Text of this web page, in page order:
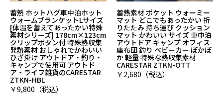
蓄熱素材 ポケット ウォーミー
マット どこでもあったかい 折
りたたみ 持ち運び クッション
マット かわいい サイズ 車中泊
アウトドア キャンプ オフィス
座布団 釣り ベビーカー ぽかぽ
か 軽量 特殊な熱収集素材
CARESTAR ZTKN-OTT
￥2,680（税込）
蓄熱 ホットハグレッグウォー
マー[体温を蓄えてあったかい
特殊素材シリーズ] 電源不要で
冷え性・足元足首対策 特殊熱
収集発熱素材 ぽかぽか裏ボ
ア・裏起毛アームウォーマー
アウトドア・ライフ雑貨の
CARESTAR ZTKN-LGW
￥2,980（税込）